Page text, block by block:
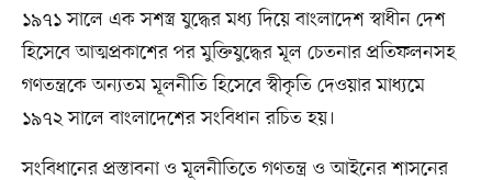
১৯৭১ সালে এক সশস্ত্র যুদ্ধের মধ্য দিয়ে বাংলাদেশ স্বাধীন দেশ
হিসেবে আত্মপ্রকাশের পর মুক্তিযুদ্ধের মূল চেতনার প্রতিফলনসহ
গণতন্ত্রকে অন্যতম মূলনীতি হিসেবে স্বীকৃতি দেওয়ার মাধ্যমে
১৯৭২ সালে বাংলাদেশের সংবিধান রচিত হয়।
সংবিধানের প্রস্তাবনা ও মূলনীতিতে গণতন্ত্র ও আইনের শাসনের